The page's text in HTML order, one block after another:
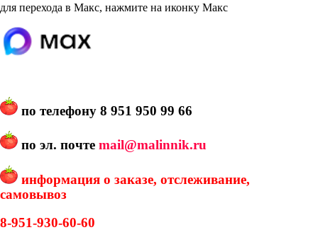
для перехода в Макс, нажмите на иконку Макс
по телефону 8 951 950 99 66
по эл. почте mail@malinnik.ru
информация о заказе, отслеживание,
самовывоз
8-951-930-60-60